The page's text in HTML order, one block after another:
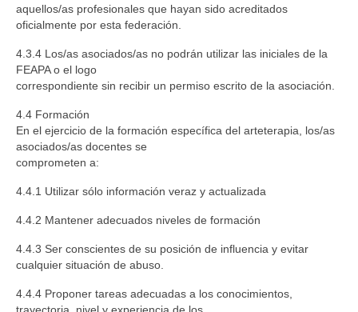
aquellos/as profesionales que hayan sido acreditados
oficialmente por esta federación.
4.3.4 Los/as asociados/as no podrán utilizar las iniciales de la
FEAPA o el logo
correspondiente sin recibir un permiso escrito de la asociación.
4.4 Formación
En el ejercicio de la formación específica del arteterapia, los/as
asociados/as docentes se
comprometen a:
4.4.1 Utilizar sólo información veraz y actualizada
4.4.2 Mantener adecuados niveles de formación
4.4.3 Ser conscientes de su posición de influencia y evitar
cualquier situación de abuso.
4.4.4 Proponer tareas adecuadas a los conocimientos,